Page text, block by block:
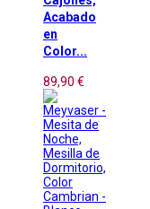
Acabado
en
Color...
89,90 €